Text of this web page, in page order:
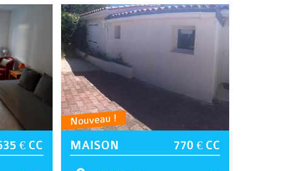
€ CC
Nouveau !
MAISON 770 € CC